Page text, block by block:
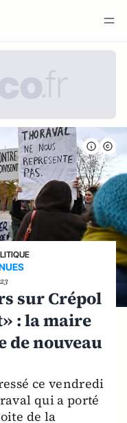
sur Crépol
: la maire
de nouveau
ce vendredi
qui a porté
de la